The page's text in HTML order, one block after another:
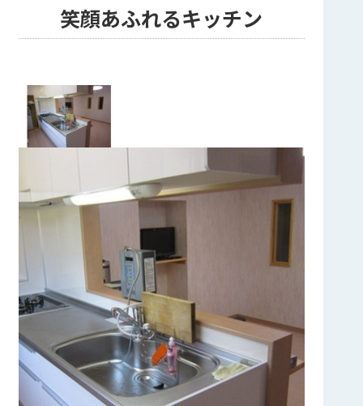
笑顔あふれるキッチン